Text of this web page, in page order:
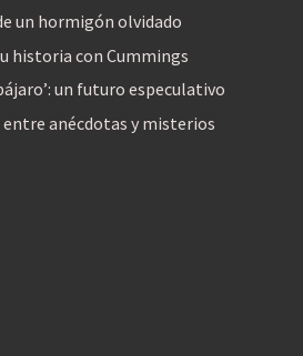
un hormigón olvidado
historia con Cummings
un futuro especulativo
entre anécdotas y misterios